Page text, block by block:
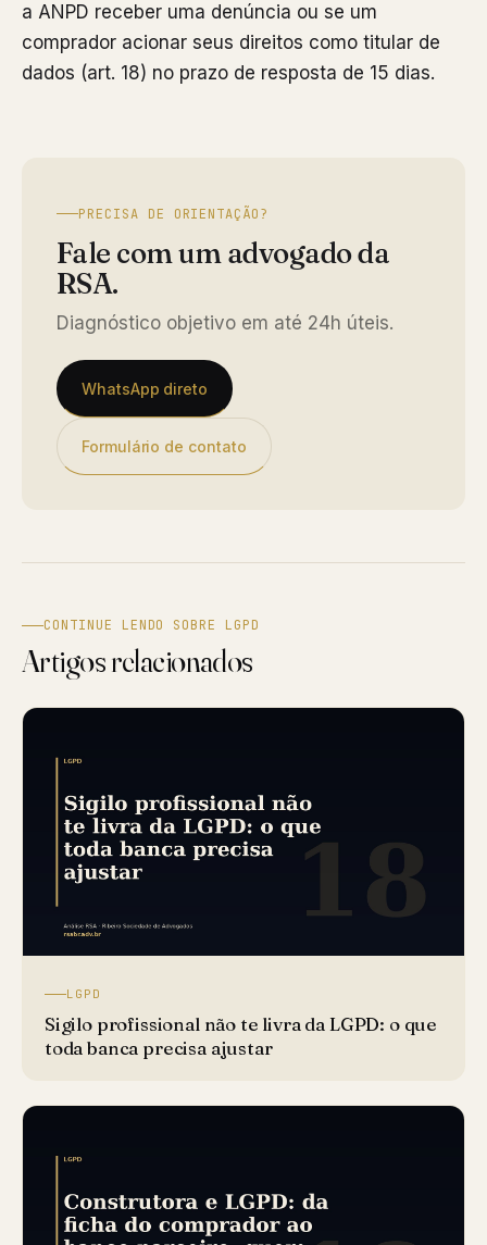
a ANPD receber uma denúncia ou se um
comprador acionar seus direitos como titular de
dados (art. 18) no prazo de resposta de 15 dias.
PRECISA DE ORIENTAÇÃO?
Fale com um advogado da
RSA.
Diagnóstico objetivo em até 24h úteis.
WhatsApp direto
Formulário de contato
CONTINUE LENDO SOBRE LGPD
Artigos relacionados
LGPD
Sigilo profissional não te livra da LGPD: o que
toda banca precisa ajustar